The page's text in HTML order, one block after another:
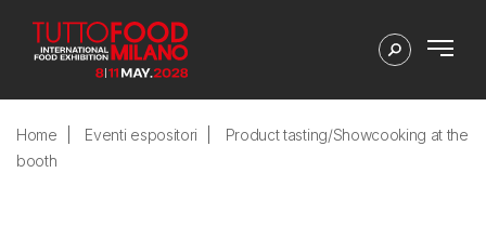
Home Eventi espositori
Product tasting/Showcooking at the
booth